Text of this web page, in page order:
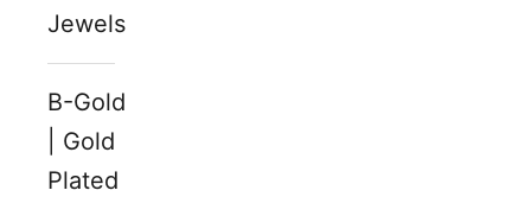
Jewels
B-Gold
| Gold
Plated